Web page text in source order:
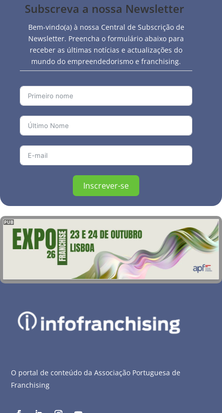
Subscreva a nossa Newsletter
Bem-vindo(a) à nossa Central de Subscrição de
Newsletter. Preencha o formulário abaixo para
receber as últimas notícias e actualizações do
mundo do empreendedorismo e franchising.
Inscrever-se
PUB
O portal de conteúdo da Associação Portuguesa de
Franchising